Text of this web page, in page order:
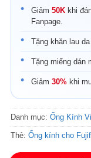
Giảm 50K khi
Fanpage.
Tặng khăn lau
Tặng miếng dán
Giảm 30% khi
Danh mục: Ống Kính
Thẻ: Ống kính cho